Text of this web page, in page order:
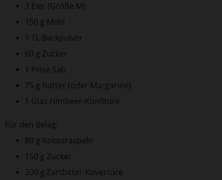
3 Eier (Größe M)
150 g Mehl
1 TL Backpulver
60 g Zucker
1 Prise Salz
75 g Butter (oder Margarine)
1 Glas Himbeer-Konfitüre
Für den Belag:
80 g Kokosraspeln
150 g Zucker
200 g Zartbitter-Kuvertüre